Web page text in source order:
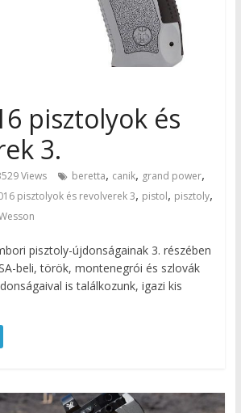
pisztolyok és
3.
Views beretta, canik, grand power,
pisztolyok és revolverek 3, pistol, pisztoly,
pisztoly-újdonságainak 3. részében
beli, török, montenegrói és szlovák
is találkozunk, igazi kis